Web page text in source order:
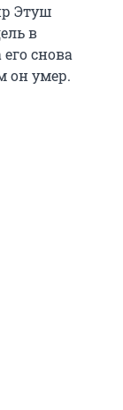
Этуш
в
снова
он умер.